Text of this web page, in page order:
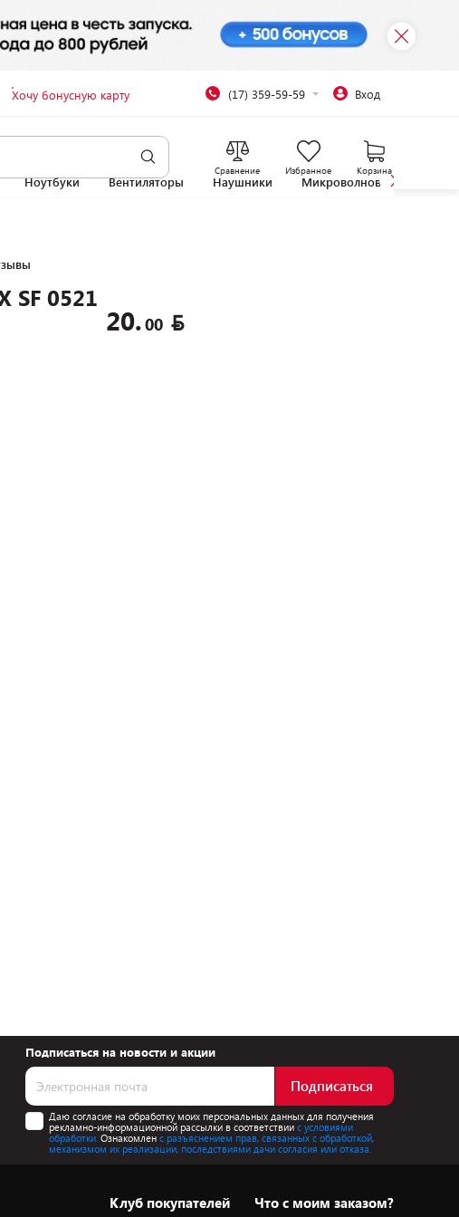
Хочу бонусную карту (17) 359-59-59 Вход
Сравнение Избранное Корзина
Ноутбуки Вентиляторы Наушники Микроволновые печи
SF 0521
20.00
Подписаться на новости и акции
Подписаться
Даю согласие на обработку моих персональных данных для получения
рекламно-информационной рассылки в соответствиис условиями
обработки. Ознакомлен с разъяснением прав, связанных с обработкой,
механизмом их реализации, последствиями дачи согласия или отказа.
Клуб покупателей Что с моим заказом?